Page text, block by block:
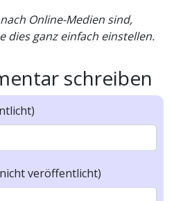
Online-Medien sind,
dies ganz einfach einstellen.
schreiben
veröffentlicht)